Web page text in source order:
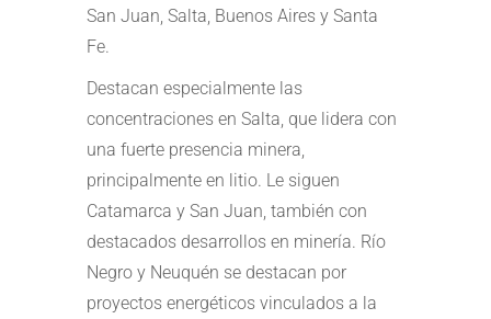
San Juan, Salta, Buenos Aires y Santa
Fe.
Destacan especialmente las
concentraciones en Salta, que lidera con
una fuerte presencia minera,
principalmente en litio. Le siguen
Catamarca y San Juan, también con
destacados desarrollos en minería. Río
Negro y Neuquén se destacan por
proyectos energéticos vinculados a la